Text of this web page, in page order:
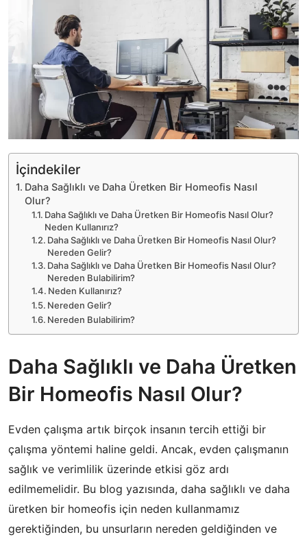
İçindekiler
Daha Sağlıklı ve Daha Üretken Bir Homeofis Nasıl
Olur?
Daha Sağlıklı ve Daha Üretken Bir Homeofis Nasıl Olur?
Neden Kullanırız?
Daha Sağlıklı ve Daha Üretken Bir Homeofis Nasıl Olur?
Nereden Gelir?
Daha Sağlıklı ve Daha Üretken Bir Homeofis Nasıl Olur?
Nereden Bulabilirim?
Neden Kullanırız?
Nereden Gelir?
Nereden Bulabilirim?
Daha Sağlıklı ve Daha Üretken
Bir Homeofis Nasıl Olur?
Evden çalışma artık birçok insanın tercih ettiği bir
çalışma yöntemi haline geldi. Ancak, evden çalışmanın
sağlık ve verimlilik üzerinde etkisi göz ardı
edilmemelidir. Bu blog yazısında, daha sağlıklı ve daha
üretken bir homeofis için neden kullanmamız
gerektiğinden, bu unsurların nereden geldiğinden ve